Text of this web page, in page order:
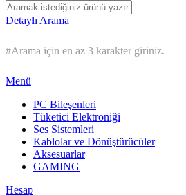
Detaylı Arama
#Arama için en az 3 karakter giriniz.
Menü
PC Bileşenleri
Tüketici Elektroniği
Ses Sistemleri
Kablolar ve Dönüştürücüler
Aksesuarlar
GAMING
Hesap